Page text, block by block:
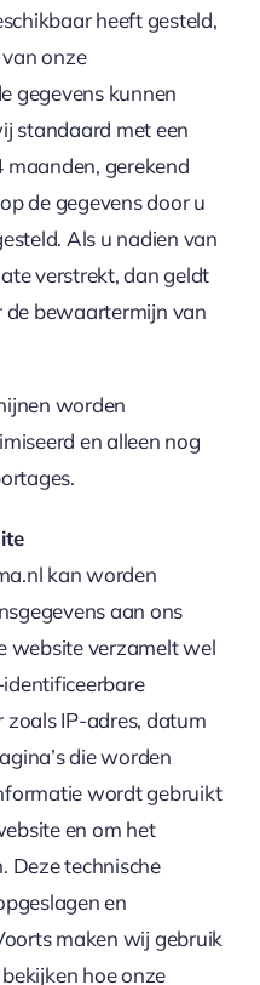
heeft gesteld,
onze
gegevens kunnen
standaard met een
gerekend
de gegevens door u
Als u nadien van
verstrekt, dan geldt
bewaartermijn van
worden
en alleen nog
kan worden
aan ons
website verzamelt wel
IP-adres, datum
die worden
wordt gebruikt
en om het
Deze technische
en
maken wij gebruik
hoe onze